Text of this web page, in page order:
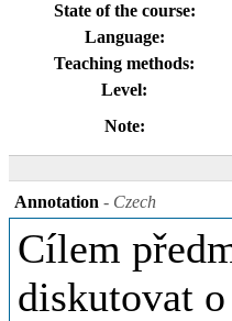
State of the course:
Language:
Teaching methods:
Level:
Note:
Annotation - Czech
Cílem
diskutovat